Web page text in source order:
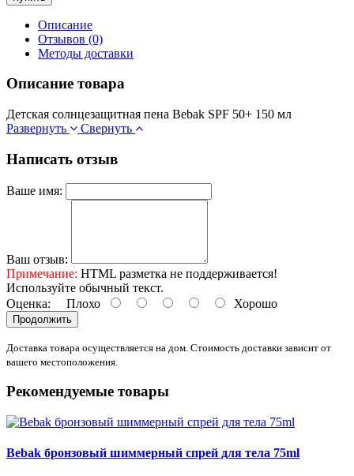
Описание
Отзывов (0)
Методы доставки
Описание товара
Детская солнцезащитная пена Bebak SPF 50+ 150 мл
Развернуть
Свернуть
Написать отзыв
Ваше имя:
Ваш отзыв:
Примечание: HTML разметка не поддерживается!
Используйте обычный текст.
Оценка: Плохо Хорошо
Продолжить
Доставка товара осуществляется на дом. Стоимость доставки зависит от
вашего местоположения.
Рекомендуемые товары
Bebak бронзовый шиммерный спрей для тела 75ml